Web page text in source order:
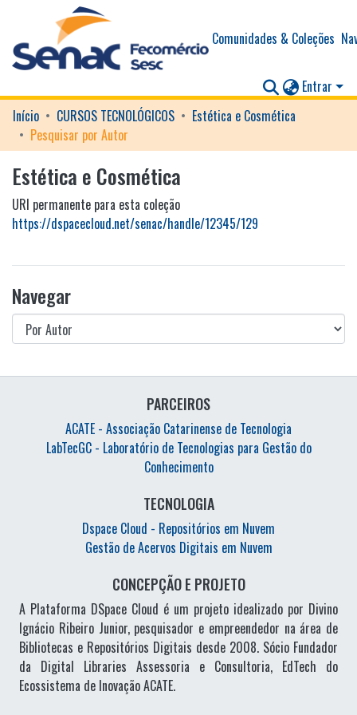
Comunidades & Coleções
Entrar
Início
CURSOS TECNOLÓGICOS
Estética e Cosmética
Pesquisar por Autor
Estética e Cosmética
URI permanente para esta coleção
https://dspacecloud.net/senac/handle/12345/129
Navegar
PARCEIROS
ACATE - Associação Catarinense de Tecnologia
LabTecGC - Laboratório de Tecnologias para Gestão do
Conhecimento
TECNOLOGIA
Dspace Cloud - Repositórios em Nuvem
Gestão de Acervos Digitais em Nuvem
CONCEPÇÃO E PROJETO
A Plataforma DSpace Cloud é um projeto idealizado por Divino
Ignácio Ribeiro Junior, pesquisador e empreendedor na área de
Bibliotecas e Repositórios Digitais desde 2008. Sócio Fundador
da Digital Libraries Assessoria e Consultoria, EdTech do
Ecossistema de Inovação ACATE.